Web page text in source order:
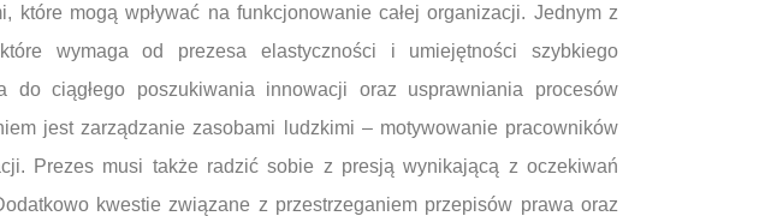
mogą wpływać na funkcjonowanie całej organizacji. Jednym z
wymaga od prezesa elastyczności i umiejętności szybkiego
ciągłego poszukiwania innowacji oraz usprawniania procesów
jest zarządzanie zasobami ludzkimi – motywowanie pracowników
Prezes musi także radzić sobie z presją wynikającą z oczekiwań
kwestie związane z przestrzeganiem przepisów prawa oraz